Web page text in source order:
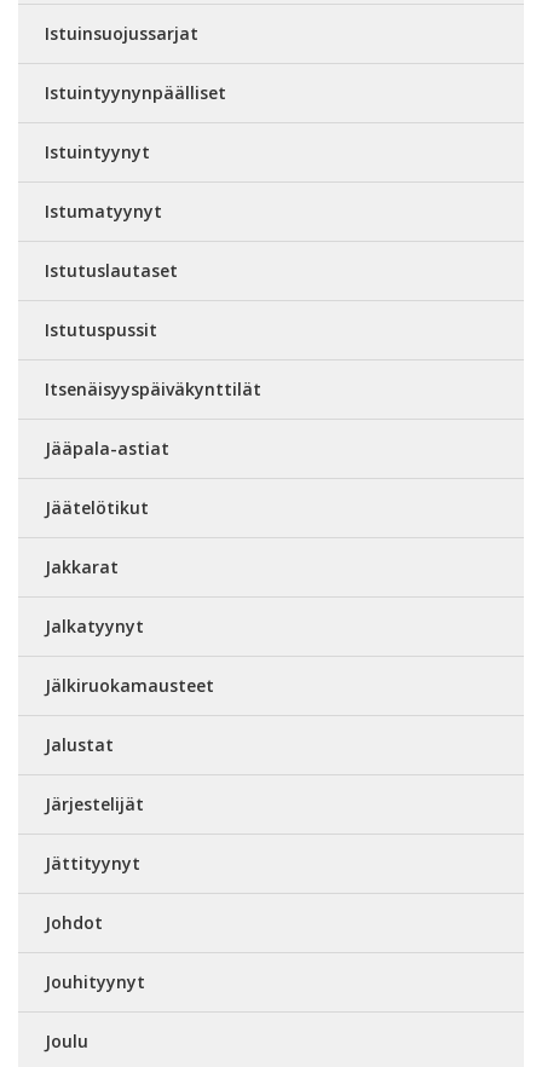
Istuinsuojussarjat
Istuintyynynpäälliset
Istuintyynyt
Istumatyynyt
Istutuslautaset
Istutuspussit
Itsenäisyyspäiväkynttilät
Jääpala-astiat
Jäätelötikut
Jakkarat
Jalkatyynyt
Jälkiruokamausteet
Jalustat
Järjestelijät
Jättityynyt
Johdot
Jouhityynyt
Joulu